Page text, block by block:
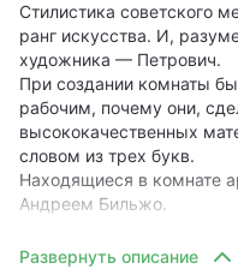
Стилистика советского
ранг искусства. И,
художника — Петрович.
При создании комнаты
рабочим, почему они,
высококачественных
словом из трех букв.
Находящиеся в комнате
Андреем Бильжо.
В номере: